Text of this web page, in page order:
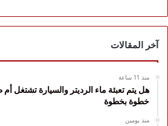
آخر المقالات
منذ 11 ساعة
هل يتم تعبئة ماء الرديتر والسيارة تشتغل أم
خطوة بخطوة
منذ يومين